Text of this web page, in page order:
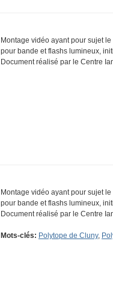
Montage vidéo ayant pour sujet
pour bande et flashs lumineux,
Document réalisé par le Centre
Montage vidéo ayant pour sujet
pour bande et flashs lumineux,
Document réalisé par le Centre
Mots-clés: Polytope de Cluny,